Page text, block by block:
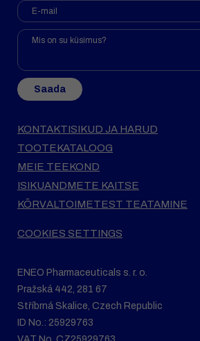
Saada
KONTAKTISIKUD JA HARUD
TOOTEKATALOOG
MEIE TEEKOND
ISIKUANDMETE KAITSE
KÕRVALTOIMETEST TEATAMINE
COOKIES SETTINGS
ENEO Pharmaceuticals s. r. o.
Pražská 442, 281 67
Stříbrná Skalice, Czech Republic
ID No.: 25929763